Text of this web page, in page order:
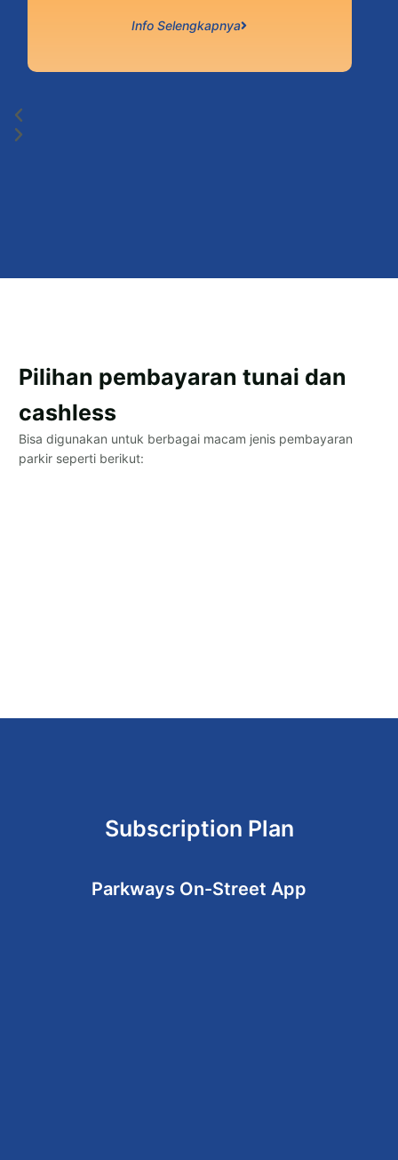
Info Selengkapnya
Pilihan pembayaran tunai dan
cashless
Bisa digunakan untuk berbagai macam jenis pembayaran
parkir seperti berikut:
Subscription Plan
Parkways On-Street App